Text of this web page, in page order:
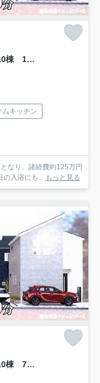
相模原市緑区下九沢16期 新築戸建全10棟 1号棟
ムキッチン
なり、諸経費約125万円
の入浴にも... もっと見る
相模原市緑区下九沢16期 新築戸建全10棟 7号棟